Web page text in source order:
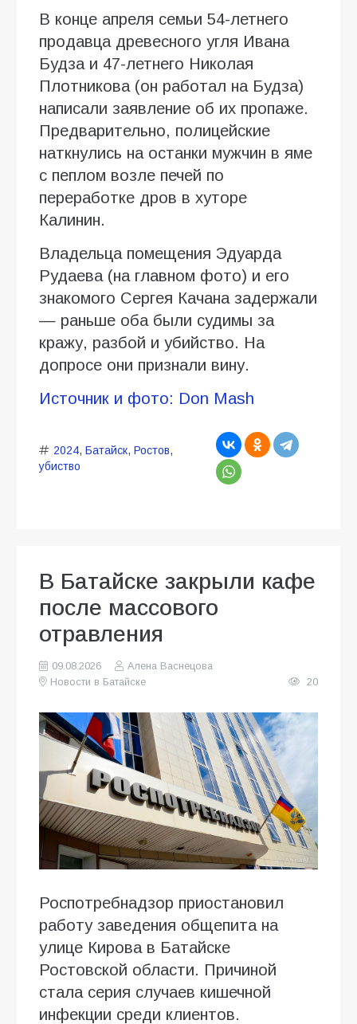
В конце апреля семьи 54-летнего
продавца древесного угля Ивана
Будза и 47-летнего Николая
Плотникова (он работал на Будза)
написали заявление об их пропаже.
Предварительно, полицейские
наткнулись на останки мужчин в яме
с пеплом возле печей по
переработке дров в хуторе
Калинин.
Владельца помещения Эдуарда
Рудаева (на главном фото) и его
знакомого Сергея Качана задержали
— раньше оба были судимы за
кражу, разбой и убийство. На
допросе они признали вину.
Источник и фото: Don Mash
2024, Батайск, Ростов,
убиство
В Батайске закрыли кафе
после массового
отравления
09.08.2026
Алена Васнецова
Новости в Батайске
20
Роспотребнадзор приостановил
работу заведения общепита на
улице Кирова в Батайске
Ростовской области. Причиной
стала серия случаев кишечной
инфекции среди клиентов.